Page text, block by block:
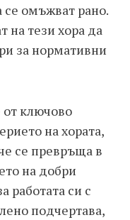
омъжват рано.
на тези хора да
за нормативни
от ключово
на хората,
се превръща в
на добри
работата си с
подчертава,